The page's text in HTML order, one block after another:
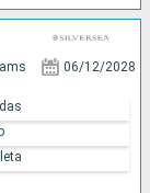
06/12/2028